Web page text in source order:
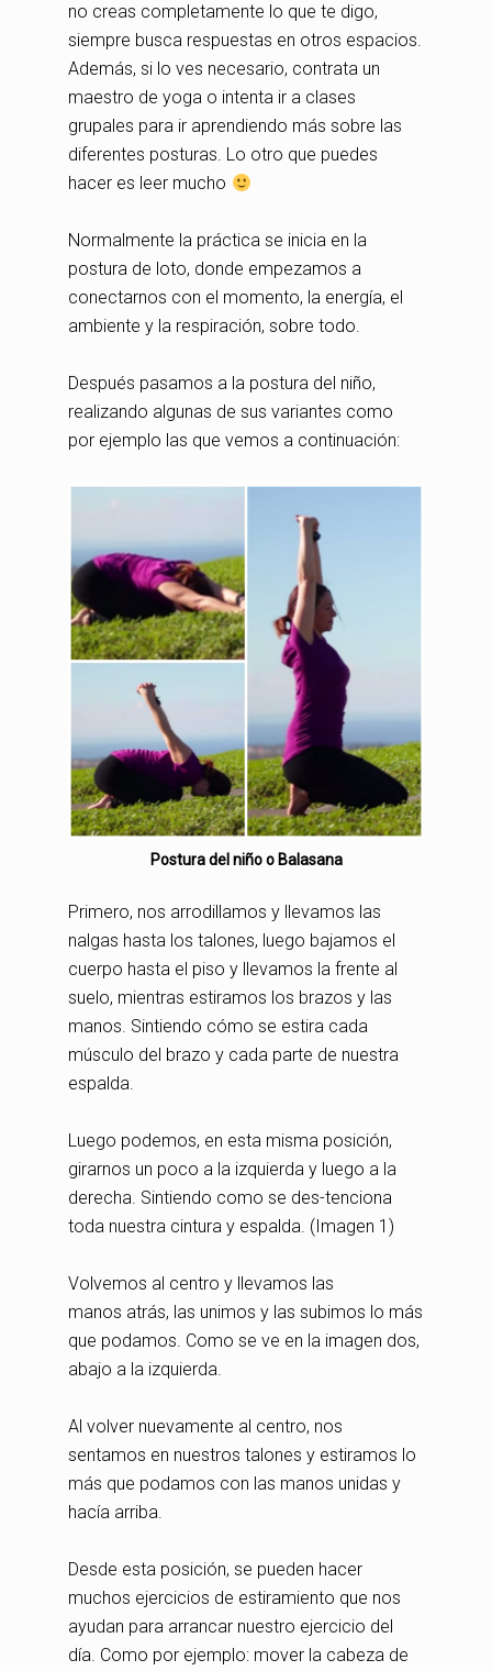
no creas completamente lo que te digo,
siempre busca respuestas en otros espacios.
Además, si lo ves necesario, contrata un
maestro de yoga o intenta ir a clases
grupales para ir aprendiendo más sobre las
diferentes posturas. Lo otro que puedes
hacer es leer mucho
Normalmente la práctica se inicia en la
postura de loto, donde empezamos a
conectarnos con el momento, la energía, el
ambiente y la respiración, sobre todo.
Después pasamos a la postura del niño,
realizando algunas de sus variantes como
por ejemplo las que vemos a continuación:
Postura del niño o Balasana
Primero, nos arrodillamos y llevamos las
nalgas hasta los talones, luego bajamos el
cuerpo hasta el piso y llevamos la frente al
suelo, mientras estiramos los brazos y las
manos. Sintiendo cómo se estira cada
músculo del brazo y cada parte de nuestra
espalda.
Luego podemos, en esta misma posición,
girarnos un poco a la izquierda y luego a la
derecha. Sintiendo como se des-tenciona
toda nuestra cintura y espalda. (Imagen 1)
Volvemos al centro y llevamos las
manos atrás, las unimos y las subimos lo más
que podamos. Como se ve en la imagen dos,
abajo a la izquierda.
Al volver nuevamente al centro, nos
sentamos en nuestros talones y estiramos lo
más que podamos con las manos unidas y
hacía arriba.
Desde esta posición, se pueden hacer
muchos ejercicios de estiramiento que nos
ayudan para arrancar nuestro ejercicio del
día. Como por ejemplo: mover la cabeza de